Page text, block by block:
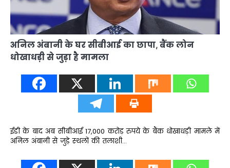
अनिल अंबानी के घर सीबीआई का छापा, बैंक लोन
धोखाधड़ी से जुड़ा है मामला
ईडी के बाद अब सीबीआई 17,000 करोड़ रुपये के बैंक धोखाधड़ी मामले में
अनिल अंबानी से जुड़े स्‍थलों की तलाशी…